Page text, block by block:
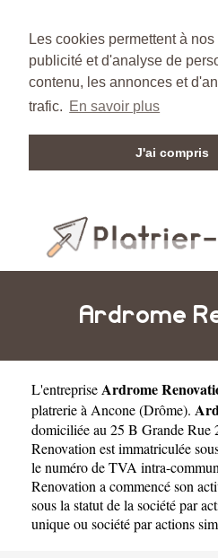
Les cookies permettent à
publicité et d'analyse de
contenu, les annonces et
trafic. En savoir plus
J'ai compris
Ardrome
L'entrepriseArdrome
platrerie à Ancone(Drôme).
domiciliée au 25 B Grande
Renovation est immatriculée
le numéro de TVA intra-
Renovation a commencé son
sous la statut de la société par
unique ou société par actions